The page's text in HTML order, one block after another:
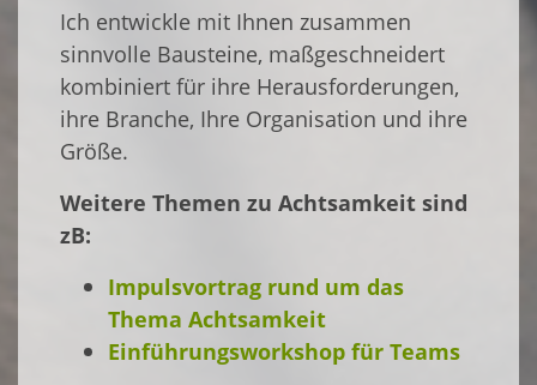
Ich entwickle mit Ihnen zusammen
sinnvolle Bausteine, maßgeschneidert
kombiniert für ihre Herausforderungen,
ihre Branche, Ihre Organisation und ihre
Größe.
Weitere Themen zu Achtsamkeit sind
zB:
Impulsvortrag rund um das
Thema Achtsamkeit
Einführungsworkshop für Teams